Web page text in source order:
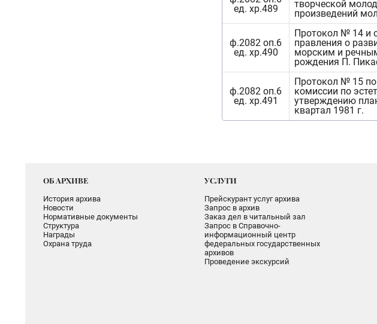
ед. хр.489
творческой
произведений
ф.2082 оп.6
ед. хр.490
Протокол № 14 и
правления о
морским и
рождения П.
ф.2082 оп.6
ед. хр.491
Протокол № 15
комиссии по
утверждению
квартал 1981 г.
ОБ АРХИВЕ
История архива
Новости
Нормативные документы
Структура
Награды
Охрана труда
УСЛУГИ
Прейскурант услуг архива
Запрос в архив
Заказ дел в читальный зал
Запрос в Справочно-
информационный центр
федеральных государственных
архивов
Проведение экскурсий